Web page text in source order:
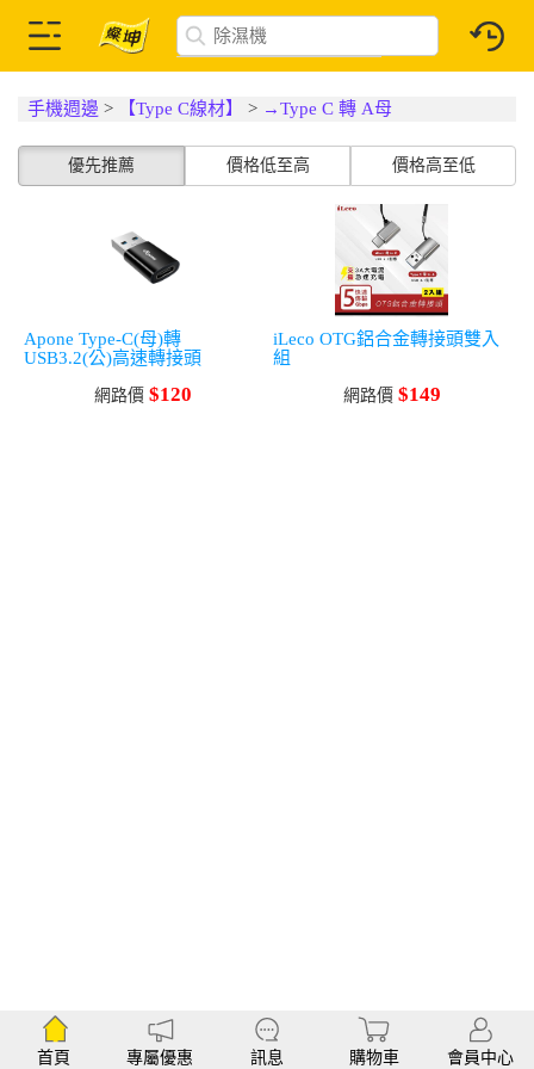
手機週邊 > 【Type C線材】 > →Type C 轉 A母
優先推薦 價格低至高 價格高至低
Apone Type-C(母)轉
USB3.2(公)高速轉接頭
網路價 $120
iLeco OTG鋁合金轉接頭雙入
組
網路價 $149
首頁 專屬優惠 訊息 購物車 會員中心